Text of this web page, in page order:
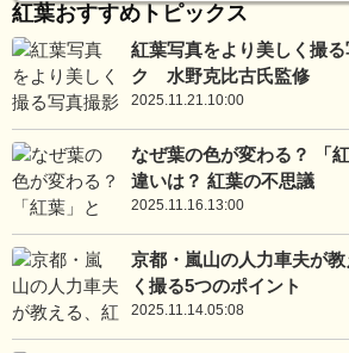
紅葉おすすめトピックス
紅葉写真をより美しく撮
ク 水野克比古氏監修
2025.11.21.10:00
なぜ葉の色が変わる？ 「
違いは？ 紅葉の不思議
2025.11.16.13:00
京都・嵐山の人力車夫が
く撮る5つのポイント
2025.11.14.05:08